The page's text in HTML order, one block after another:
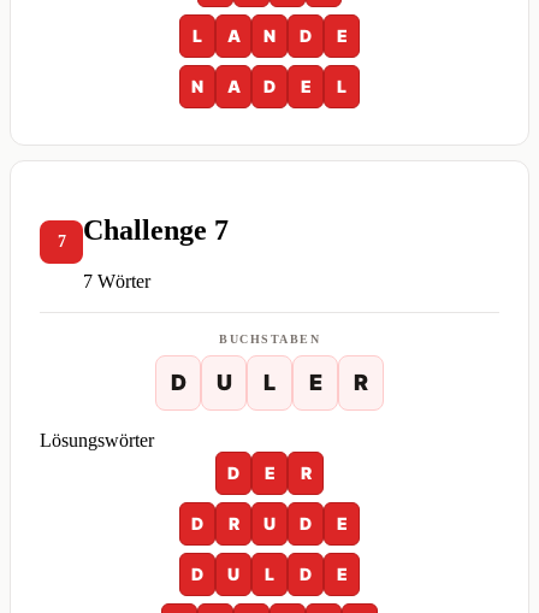
L A N D E
N A D E L
7 Challenge 7
7 Wörter
BUCHSTABEN
D U L E R
Lösungswörter
D
E R
D R U D E
D U L D E